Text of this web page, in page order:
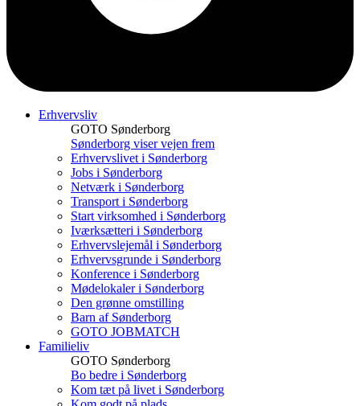
Erhvervsliv
GOTO Sønderborg
Sønderborg viser vejen frem
Erhvervslivet i Sønderborg
Jobs i Sønderborg
Netværk i Sønderborg
Transport i Sønderborg
Start virksomhed i Sønderborg
Iværksætteri i Sønderborg
Erhvervslejemål i Sønderborg
Erhvervsgrunde i Sønderborg
Konference i Sønderborg
Mødelokaler i Sønderborg
Den grønne omstilling
Barn af Sønderborg
GOTO JOBMATCH
Familieliv
GOTO Sønderborg
Bo bedre i Sønderborg
Kom tæt på livet i Sønderborg